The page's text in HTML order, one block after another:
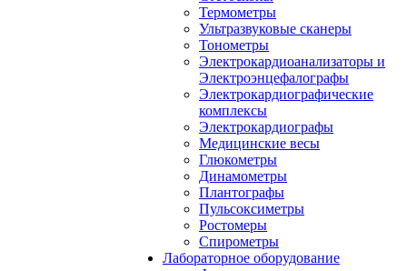
Термометры
Ультразвуковые сканеры
Тонометры
Электрокардиоанализаторы и
Электроэнцефалографы
Электрокардиографические
комплексы
Электрокардиографы
Медицинские весы
Глюкометры
Динамометры
Плантографы
Пульсоксиметры
Ростомеры
Спирометры
Лабораторное оборудование